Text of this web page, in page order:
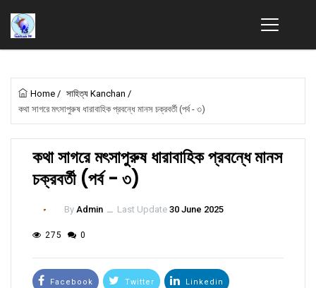
Home / সাহিত্য Kanchan /
কথা সাগরে মৎসাপুরুষ ধারাবাহিক প্রবন্ধে মানস চক্রবর্তী (পর্ব - ৩)
কথা সাগরে মৎসাপুরুষ ধারাবাহিক প্রবন্ধে মানস
চক্রবর্তী (পর্ব - ৩)
By Admin ــ Last Update 30 June 2025
275 0
Facebook Twitter Linkedin